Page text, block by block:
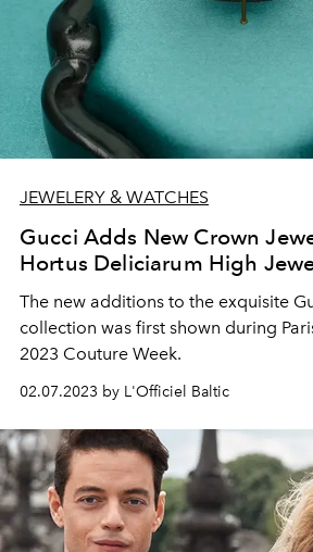
JEWELERY & WATCHES
Gucci Adds New Crown
Hortus Deliciarum High
The new additions to the exquisite
collection was first shown during
2023 Couture Week.
02.07.2023 by L'Officiel Baltic